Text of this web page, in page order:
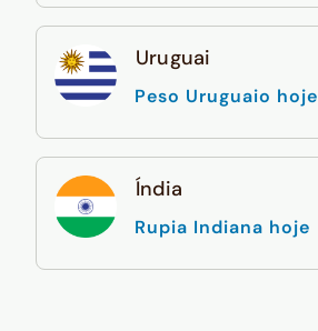
Uruguai
Peso Uruguaio hoje
Índia
Rupia Indiana hoje